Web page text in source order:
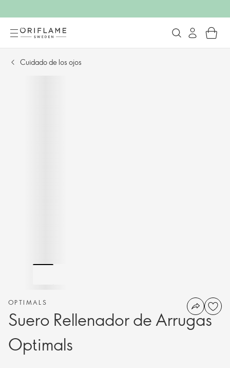
Cuidado de los ojos
OPTIMALS
Suero Rellenador de Arrugas
Optimals